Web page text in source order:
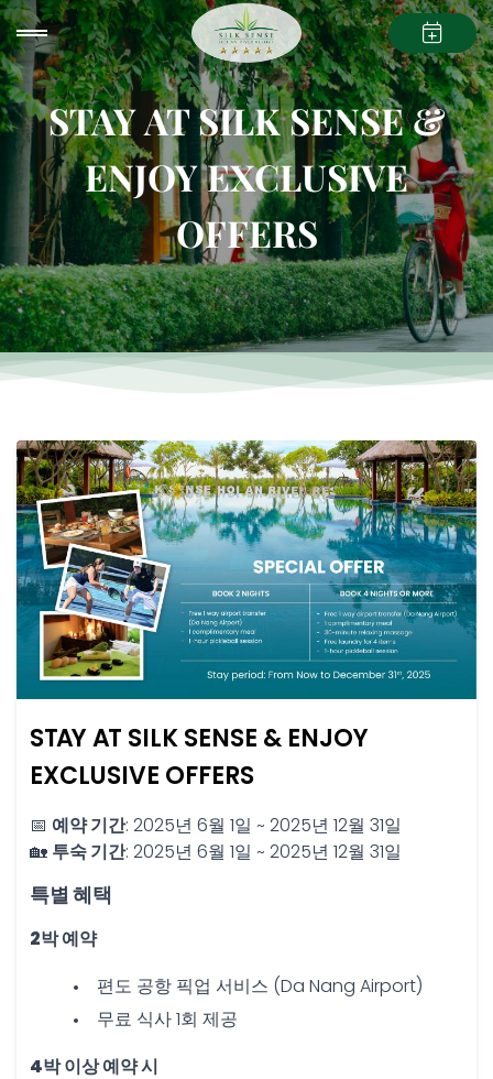
STAY AT SILK SENSE &
ENJOY EXCLUSIVE
OFFERS
STAY AT SILK SENSE & ENJOY
EXCLUSIVE OFFERS
📅 예약 기간: 2025년 6월 1일 ~ 2025년 12월 31일
🏡 투숙 기간: 2025년 6월 1일 ~ 2025년 12월 31일
특별 혜택
2박 예약
편도 공항 픽업 서비스 (Da Nang Airport)
무료 식사 1회 제공
4박 이상 예약 시